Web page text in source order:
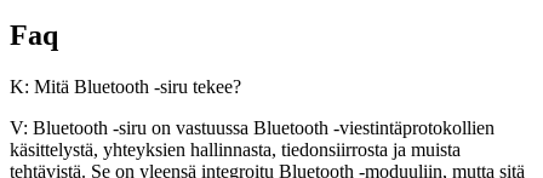
Faq
K: Mitä Bluetooth -siru tekee?
V: Bluetooth -siru on vastuussa Bluetooth -viestintäprotokollien
käsittelystä, yhteyksien hallinnasta, tiedonsiirrosta ja muista
tehtävistä. Se on yleensä integroitu Bluetooth -moduuliin, mutta sitä